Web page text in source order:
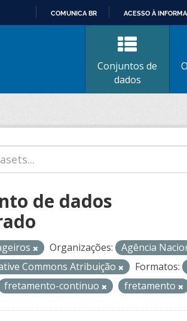
CONTEÚDO
COMUNICA BR ACESSO À
Conjuntos de
dados
de dados
Organizações:
Agência
Commons Atribuição Formatos:
fretamento-continuo fretamento